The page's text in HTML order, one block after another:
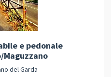
e pedonale
Maguzzano
del Garda